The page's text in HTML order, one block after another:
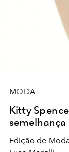
MODA
Kitty
Edição de